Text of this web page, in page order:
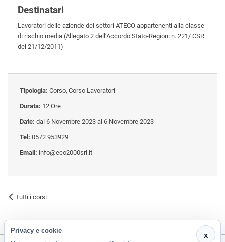
Destinatari
Lavoratori delle aziende dei settori ATECO appartenenti alla classe
di rischio media (Allegato 2 dell’Accordo Stato-Regioni n. 221/ CSR
del 21/12/2011)
Tipologia: Corso, Corso Lavoratori
Durata: 12 Ore
Date: dal 6 Novembre 2023 al 6 Novembre 2023
Tel: 0572 953929
Email: info@eco2000srl.it
Tutti i corsi
x
Privacy e cookie